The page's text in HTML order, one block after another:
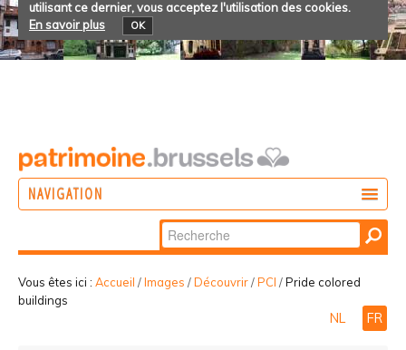
utilisant ce dernier, vous acceptez l'utilisation des cookies.
En savoir plus
OK
NAVIGATION
PARTICIPER
Chercher par
Recherche
avancée…
Vous êtes ici : Accueil /Images /Découvrir/PCI /Pride colored
buildings
NL FR